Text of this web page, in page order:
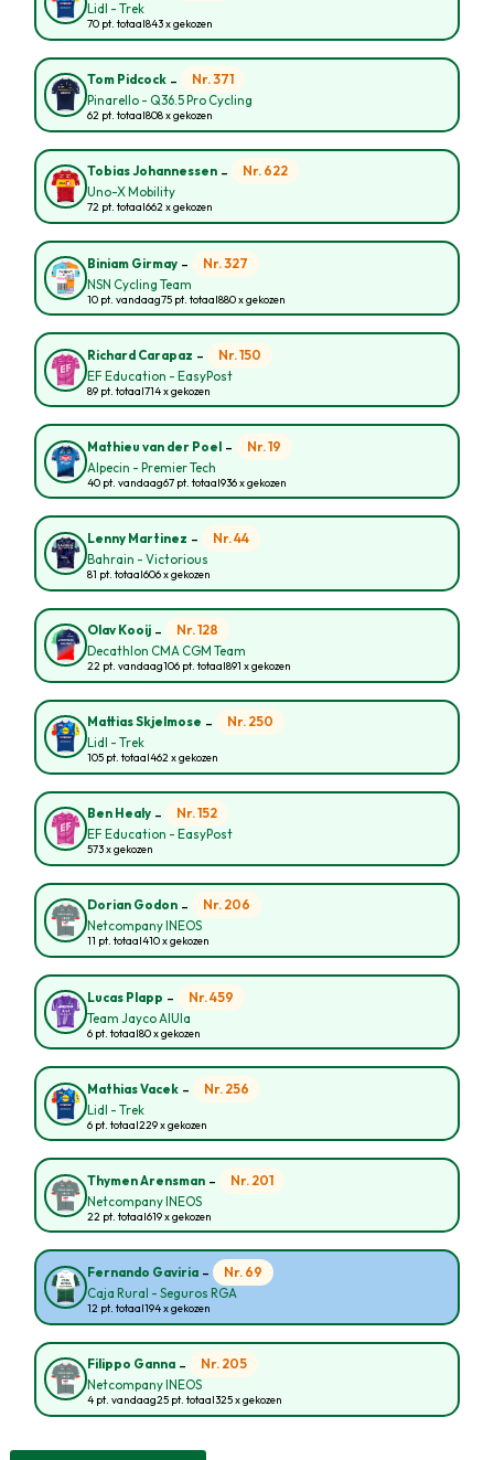
Lidl - Trek
70 pt. totaal843 x gekozen
Tom Pidcock - Nr. 371
Pinarello - Q36.5 Pro Cycling
62 pt. totaal808 x gekozen
Tobias Johannessen - Nr. 622
Uno-X Mobility
72 pt. totaal662 x gekozen
Biniam Girmay - Nr. 327
NSN Cycling Team
10 pt. vandaag75 pt. totaal880 x gekozen
Richard Carapaz - Nr. 150
EF Education - EasyPost
89 pt. totaal714 x gekozen
Mathieu van der Poel - Nr. 19
Alpecin - Premier Tech
40 pt. vandaag67 pt. totaal936 x gekozen
Lenny Martinez - Nr. 44
Bahrain - Victorious
81 pt. totaal606 x gekozen
Olav Kooij - Nr. 128
Decathlon CMA CGM Team
22 pt. vandaag106 pt. totaal891 x gekozen
Mattias Skjelmose - Nr. 250
Lidl - Trek
105 pt. totaal462 x gekozen
Ben Healy - Nr. 152
EF Education - EasyPost
573 x gekozen
Dorian Godon - Nr. 206
Netcompany INEOS
11 pt. totaal410 x gekozen
Lucas Plapp - Nr. 459
Team Jayco AlUla
6 pt. totaal80 x gekozen
Mathias Vacek - Nr. 256
Lidl - Trek
6 pt. totaal229 x gekozen
Thymen Arensman - Nr. 201
Netcompany INEOS
22 pt. totaal619 x gekozen
Fernando Gaviria - Nr. 69
Caja Rural - Seguros RGA
12 pt. totaal194 x gekozen
Filippo Ganna - Nr. 205
Netcompany INEOS
4 pt. vandaag25 pt. totaal325 x gekozen